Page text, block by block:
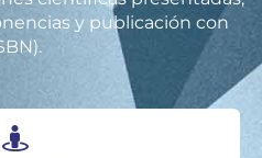
y publicación con